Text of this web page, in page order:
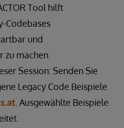
Tool hilft
Codebases
und
machen.
Session: Senden Sie
Legacy Code Beispiele
. Ausgewählte Beispiele